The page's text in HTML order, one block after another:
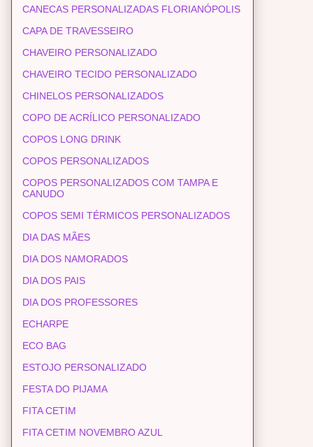
CANECAS PERSONALIZADAS FLORIANÓPOLIS
CAPA DE TRAVESSEIRO
CHAVEIRO PERSONALIZADO
CHAVEIRO TECIDO PERSONALIZADO
CHINELOS PERSONALIZADOS
COPO DE ACRÍLICO PERSONALIZADO
COPOS LONG DRINK
COPOS PERSONALIZADOS
COPOS PERSONALIZADOS COM TAMPA E
CANUDO
COPOS SEMI TÉRMICOS PERSONALIZADOS
DIA DAS MÃES
DIA DOS NAMORADOS
DIA DOS PAIS
DIA DOS PROFESSORES
ECHARPE
ECO BAG
ESTOJO PERSONALIZADO
FESTA DO PIJAMA
FITA CETIM
FITA CETIM NOVEMBRO AZUL